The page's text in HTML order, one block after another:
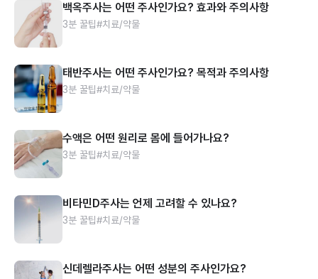
백옥주사는 어떤 주사인가요? 효과와 주의사항
3분 꿀팁#치료/약물
태반주사는 어떤 주사인가요? 목적과 주의사항
3분 꿀팁#치료/약물
수액은 어떤 원리로 몸에 들어가나요?
3분 꿀팁#치료/약물
비타민D주사는 언제 고려할 수 있나요?
3분 꿀팁#치료/약물
신데렐라주사는 어떤 성분의 주사인가요?